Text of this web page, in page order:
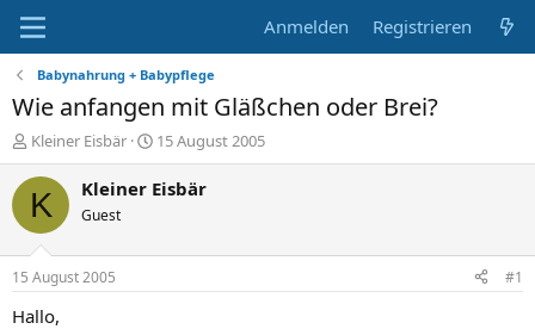
Anmelden Registrieren
Babynahrung + Babypflege
Wie anfangen mit Gläßchen oder Brei?
E
r
s
e
r
Kleiner Eisbär
E
r
s
t
15 August 2005
K Kleiner Eisbär
Guest
15 August 2005 #1
Hallo,